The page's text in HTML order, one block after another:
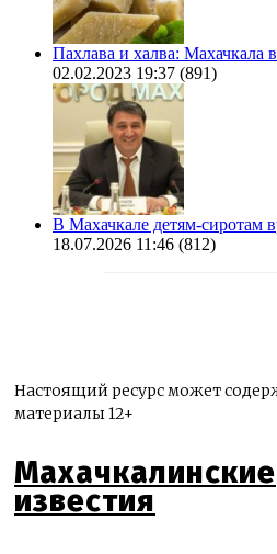
Пахлава и халва: Махачкала
02.02.2023 19:37 (891)
В Махачкале детям-сиротам
18.07.2026 11:46 (812)
Настоящий ресурс может
материалы 12+
Махачкалинские
известия